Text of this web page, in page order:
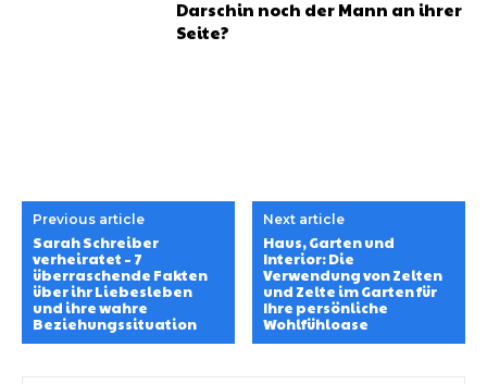
Darschin noch der Mann an ihrer
Seite?
Previous article
Sarah Schreiber
verheiratet – 7
überraschende Fakten
über ihr Liebesleben
und ihre wahre
Beziehungssituation
Next article
Haus, Garten und
Interior: Die
Verwendung von Zelten
und Zelte im Garten für
Ihre persönliche
Wohlfühloase